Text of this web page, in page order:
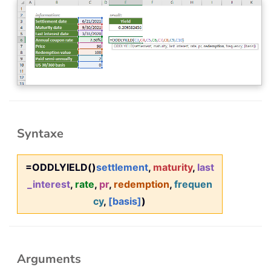
Syntaxe
=ODDLYIELD()settlement, maturity, last
_interest, rate, pr, redemption, frequen
cy, [basis])
Arguments